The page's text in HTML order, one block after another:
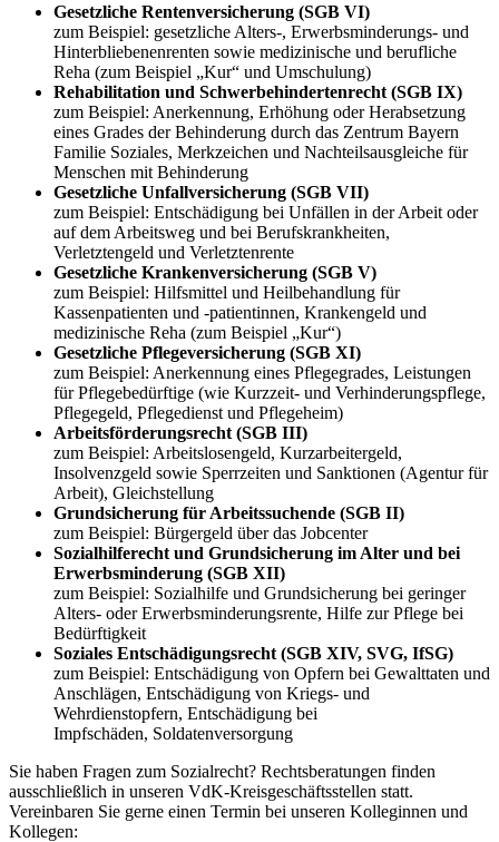
Gesetzliche Rentenversicherung (SGB VI)
zum Beispiel: gesetzliche Alters-, Erwerbsminderungs- und
Hinterbliebenenrenten sowie medizinische und berufliche
Reha (zum Beispiel „Kur“ und Umschulung)
Rehabilitation und Schwerbehindertenrecht (SGB IX)
zum Beispiel: Anerkennung, Erhöhung oder Herabsetzung
eines Grades der Behinderung durch das Zentrum Bayern
Familie Soziales, Merkzeichen und Nachteilsausgleiche für
Menschen mit Behinderung
Gesetzliche Unfallversicherung (SGB VII)
zum Beispiel: Entschädigung bei Unfällen in der Arbeit oder
auf dem Arbeitsweg und bei Berufskrankheiten,
Verletztengeld und Verletztenrente
Gesetzliche Krankenversicherung (SGB V)
zum Beispiel: Hilfsmittel und Heilbehandlung für
Kassenpatienten und -patientinnen, Krankengeld und
medizinische Reha (zum Beispiel „Kur“)
Gesetzliche Pflegeversicherung (SGB XI)
zum Beispiel: Anerkennung eines Pflegegrades, Leistungen
für Pflegebedürftige (wie Kurzzeit- und Verhinderungspflege,
Pflegegeld, Pflegedienst und Pflegeheim)
Arbeitsförderungsrecht (SGB III)
zum Beispiel: Arbeitslosengeld, Kurzarbeitergeld,
Insolvenzgeld sowie Sperrzeiten und Sanktionen (Agentur für
Arbeit), Gleichstellung
Grundsicherung für Arbeitssuchende (SGB II)
zum Beispiel: Bürgergeld über das Jobcenter
Sozialhilferecht und Grundsicherung im Alter und bei
Erwerbsminderung (SGB XII)
zum Beispiel: Sozialhilfe und Grundsicherung bei geringer
Alters- oder Erwerbsminderungsrente, Hilfe zur Pflege bei
Bedürftigkeit
Soziales Entschädigungsrecht (SGB XIV, SVG, IfSG)
zum Beispiel: Entschädigung von Opfern bei Gewalttaten und
Anschlägen, Entschädigung von Kriegs- und
Wehrdienstopfern, Entschädigung bei
Impfschäden, Soldatenversorgung
Sie haben Fragen zum Sozialrecht? Rechtsberatungen finden
ausschließlich in unseren VdK-Kreisgeschäftsstellen statt.
Vereinbaren Sie gerne einen Termin bei unseren Kolleginnen und
Kollegen: